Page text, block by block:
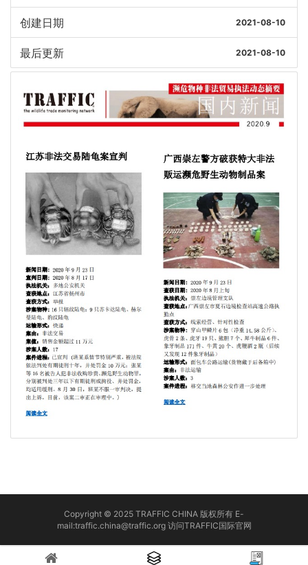
创建日期 2021-08-10
最后更新 2021-08-10
Copyright © 2025 TRAFFIC CHINA 版权所有 E-
mail:traffic.china@traffic.org 访问TRAFFIC国际官网